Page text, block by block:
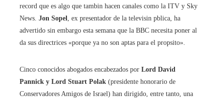
record que es algo que tambin hacen canales como la ITV y Sky
News. Jon Sopel , ex presentador de la televisin pblica, ha
advertido sin embargo esta semana que la BBC necesita poner al
da sus directrices «porque ya no son aptas para el propsito».
Cinco conocidos abogados encabezados por Lord David
Pannick y Lord Stuart Polak (presidente honorario de
Conservadores Amigos de Israel) han dirigido, entre tanto, una